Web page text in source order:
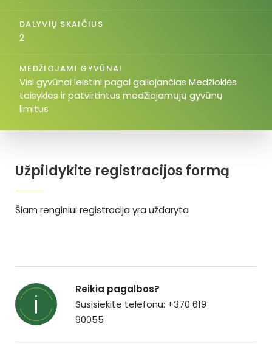
Užpildykite registracijos formą
Šiam renginiui registracija yra uždaryta
DALYVIŲ SKAIČIUS
2
MEDŽIOJAMI GYVŪNAI
Visi gyvūnai leistini pagal galiojančias Medžioklės
taisykles ir patvirtintus medžiojamųjų gyvūnų
limitus
Reikia pagalbos?
Susisiekite telefonu: +370 619
90055